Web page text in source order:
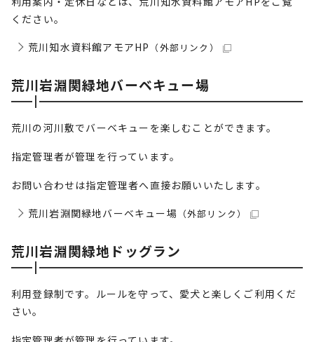
ください。
荒川知水資料館アモアHP （外部リンク）
荒川岩淵関緑地バーベキュー場
荒川の河川敷でバーベキューを楽しむことができます。
指定管理者が管理を行っています。
お問い合わせは指定管理者へ直接お願いいたします。
荒川岩淵関緑地バーベキュー場 （外部リンク）
荒川岩淵関緑地ドッグラン
利用登録制です。ルールを守って、愛犬と楽しくご利用くだ
さい。